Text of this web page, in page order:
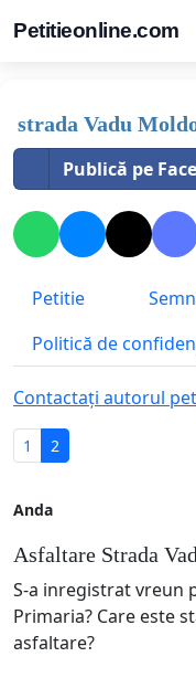
Petitieonline.com
strada Vadu
Publică pe
Petitie
Politică de
Contactați autorul
1 2
Anda
Asfaltare Strada
S-a inregistrat vreun
Primaria? Care este
asfaltare?